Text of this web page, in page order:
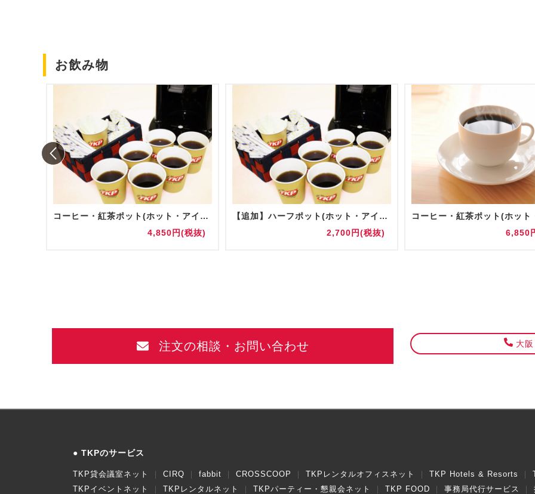
お飲み物
コーヒー・紅茶ポット(ホット・アイス)
4,850円(税抜)
【追加】ハーフポット(ホット・アイス)
2,700円(税抜)
6,850
注文の相談・お問い合わせ 大
TKPのサービス
TKP貸会議室ネット CIRQ fabbit CROSSCOOP TKPレンタルオフィスネット TKP Hotels & Resorts
TKPイベントネット
TKPレンタルネット TKPパーティー・懇親会ネット TKP FOOD 事務局代行サービス